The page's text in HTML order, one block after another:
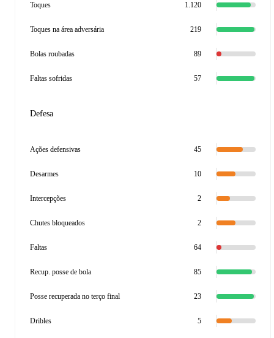
Toques 1.120
Toques na área adversária 219
Bolas roubadas 89
Faltas sofridas 57
Defesa
Ações defensivas 45
Desarmes 10
Intercepções 2
Chutes bloqueados 2
Faltas 64
Recup. posse de bola 85
Posse recuperada no terço final 23
Dribles 5